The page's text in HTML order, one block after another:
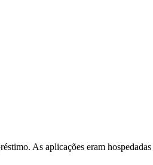
As aplicações eram